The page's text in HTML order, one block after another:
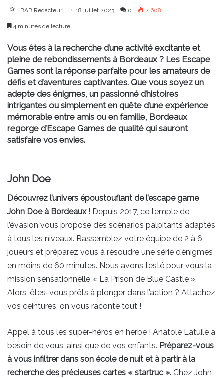
BAB Redacteur 18 juillet 2023 0 2 608
4 minutes de lecture
Vous êtes à la recherche d’une activité excitante et
pleine de rebondissements à Bordeaux ? Les Escape
Games sont la réponse parfaite pour les amateurs de
défis et d’aventures captivantes. Que vous soyez un
adepte des énigmes, un passionné d’histoires
intrigantes ou simplement en quête d’une expérience
mémorable entre amis ou en famille, Bordeaux
regorge d’Escape Games de qualité qui sauront
satisfaire vos envies.
John Doe
Découvrez l’univers époustouflant de l’escape game
John Doe à Bordeaux ! Depuis 2017, ce temple de
l’évasion vous propose des scénarios palpitants adaptés
à tous les niveaux. Rassemblez votre équipe de 2 à 6
joueurs et préparez vous à résoudre une série d’énigmes
en moins de 60 minutes. Nous avons testé pour vous la
mission sensationnelle « La Prison de Blue Castle ».
Alors, êtes-vous prêts à plonger dans l’action ? Attachez
vos ceintures, on vous raconte tout !
Appel à tous les super-héros en herbe ! Anatole Latuile a
besoin de vous, ainsi que de vos enfants. Préparez-vous
à vous infiltrer dans son école de nuit et à partir à la
recherche des précieuses cartes « startruc ». Chez John